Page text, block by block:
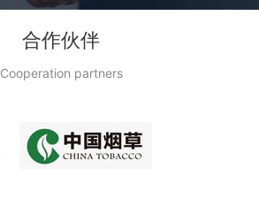
合作伙伴
Cooperation partners